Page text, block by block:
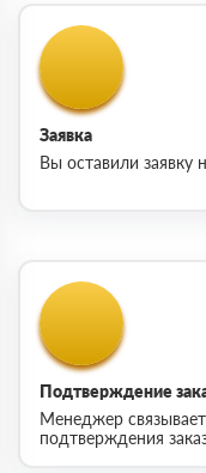
Заявка
Вы оставили заявку
Подтверждение
Менеджер
подтверждения